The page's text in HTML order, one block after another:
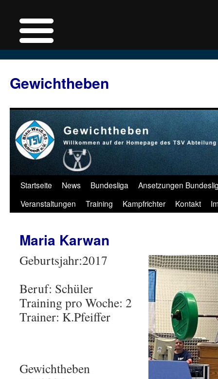
springen
Gewichtheben
Startseite News Bundesliga
Ansetzungen
Veranstaltungen
Training Kampfrichter Kontakt
Maria Karwan
Geburtsjahr:2017
Beruf: Schüler
Training pro Woche: 2
Trainer: K.Pfeiffer
Gewichtheben